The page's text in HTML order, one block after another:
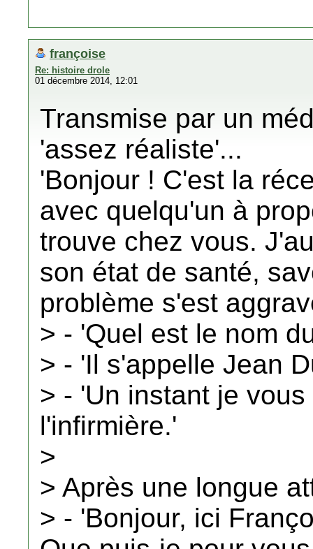
françoise
Re: histoire drole
01 décembre 2014, 12:01
Transmise par un
'assez réaliste'...
'Bonjour ! C'est la
avec quelqu'un à
trouve chez vous.
son état de santé,
problème s'est
> - 'Quel est le nom
> - 'Il s'appelle Jean
> - 'Un instant je
l'infirmière.'
>
> Après une longue
> - 'Bonjour, ici